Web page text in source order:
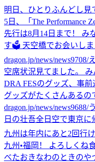
明日、ひとりふんどし見
5日、「The Performance
先行は8月14日まで！ み
す🗳️ 天空橋でお会いしま
dragon.jp/news/news9708/
空席状況見てました。
DRA FESのグッズ、事
グッズがたくさんあるの
dragon.jp/news/news9688/
日の壮吾全日空で東京に
九州は年内にあと2回行
九州•福岡！ よろしくね
べたおきなわのときのや